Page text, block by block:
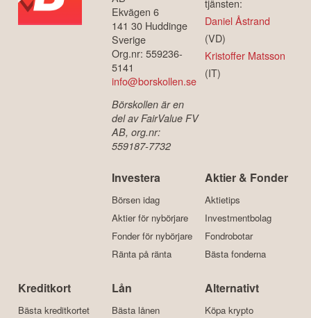
Ekvägen 6
141 30 Huddinge
Sverige
Org.nr: 559236-
5141
info@borskollen.se
Börskollen är en
del av FairValue FV
AB, org.nr:
559187-7732
tjänsten:
Daniel Åstrand
(VD)
Kristoffer Matsson
(IT)
Investera
Börsen idag
Aktier för nybörjare
Fonder för nybörjare
Ränta på ränta
Aktier & Fonder
Aktietips
Investmentbolag
Fondrobotar
Bästa fonderna
Kreditkort
Bästa kreditkortet
Lån
Bästa lånen
Alternativt
Köpa krypto